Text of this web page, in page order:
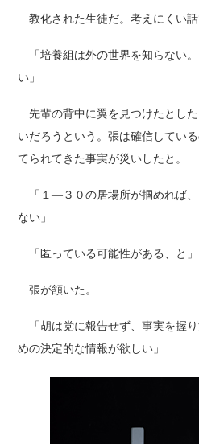
教化された生徒だ。考えにくい話
「培養組は外の世界を知らない
い」
先輩の背中に翼を見つけたとし
いだろうという。張は確信してい
てられてきた事実が災いしたと。
「１―３０の居場所が掴めれば
ない」
「匿っている可能性がある、と」
張が頷いた。
「胡は党に報告せず、事実を握
めの決定的な情報が欲しい」